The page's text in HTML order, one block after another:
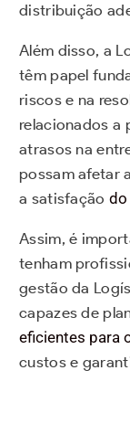
distribuição
Além disso, a
têm papel
riscos e na
relacionados a
atrasos na
possam afetar
a satisfação do
Assim, é
tenham
gestão da
capazes de
eficientes para
custos e